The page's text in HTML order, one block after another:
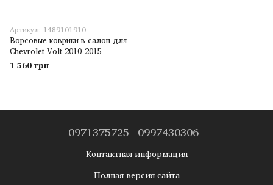
Артикул: 1489101910
Ворсовые коврики в салон для
Chevrolet Volt 2010-2015
1 560 грн
0971375725 0997430306
Контактная информация
Полная версия сайта